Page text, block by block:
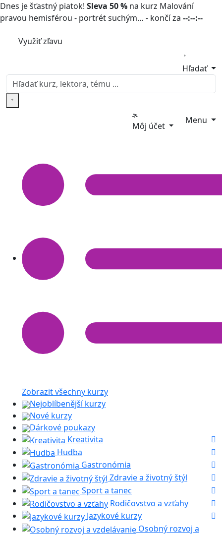
Dnes je šťastný piatok! Sleva 50 % na kurz Malování
pravou hemisférou - portrét suchým… - končí za --:--:--
Využiť zľavu
Hľadať
Môj účet
Menu
Zobrazit všechny kurzy
Nejoblíbenější kurzy
Nové kurzy
Dárkové poukazy
Kreativita
Hudba
Gastronómia
Zdravie a životný štýl
Sport a tanec
Rodičovstvo a vzťahy
Jazykové kurzy
Osobný rozvoj a